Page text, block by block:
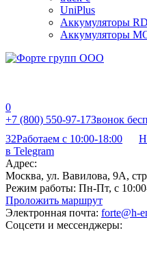
UniPlus
Аккумуляторы
Аккумуляторы
0
+7 (800) 550-97-17Звонок
32Работаем с 10:00-18:00
в Telegram
Адрес:
Москва, ул. Вавилова, 9А,
Режим работы: Пн-Пт, с
Проложить маршрут
Электронная почта: forte@h-
Соцсети и мессенджеры: